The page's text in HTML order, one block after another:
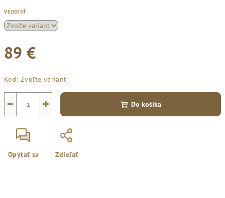
VEĽKOSŤ
89 €
cena:
Kód: Zvoľte variant
+
− Do košíka
Opýtať sa Zdieľať